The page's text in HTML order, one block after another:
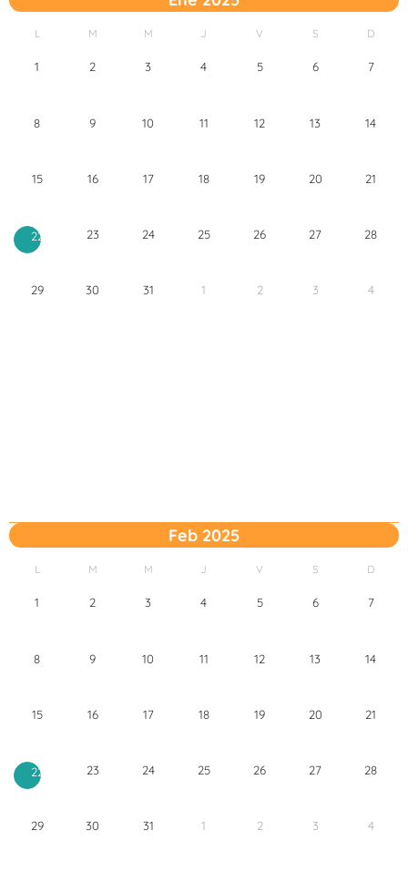
L M M J V S D
1 2 3 4 5 6 7
8 9 10 11 12 13 14
15 16 17 18 19 20 21
22 23 24 25 26 27 28
29 30 31 1 2 3 4
Feb 2025
L M M J V S D
1 2 3 4 5 6 7
8 9 10 11 12 13 14
15 16 17 18 19 20 21
22 23 24 25 26 27 28
29 30 31 1 2 3 4